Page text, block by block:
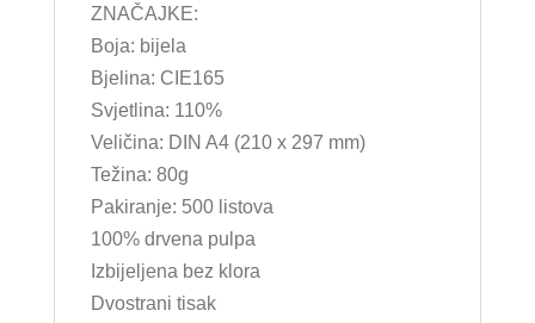
ZNAČAJKE:
Boja: bijela
Bjelina: CIE165
Svjetlina: 110%
Veličina: DIN A4 (210 x 297 mm)
Težina: 80g
Pakiranje: 500 listova
100% drvena pulpa
Izbijeljena bez klora
Dvostrani tisak